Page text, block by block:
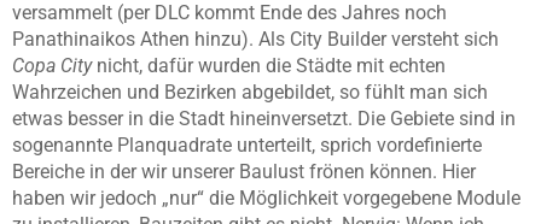
versammelt (per DLC kommt Ende des Jahres noch
Panathinaikos Athen hinzu). Als City Builder versteht sich
Copa Citynicht, dafür wurden die Städte mit echten
Wahrzeichen und Bezirken abgebildet, so fühlt man sich
etwas besser in die Stadt hineinversetzt. Die Gebiete sind in
sogenannte Planquadrate unterteilt, sprich vordefinierte
Bereiche in der wir unserer Baulust frönen können. Hier
haben wir jedoch „nur“ die Möglichkeit vorgegebene Module